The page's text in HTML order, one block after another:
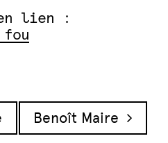
lien :
des articles
Benoît Maire